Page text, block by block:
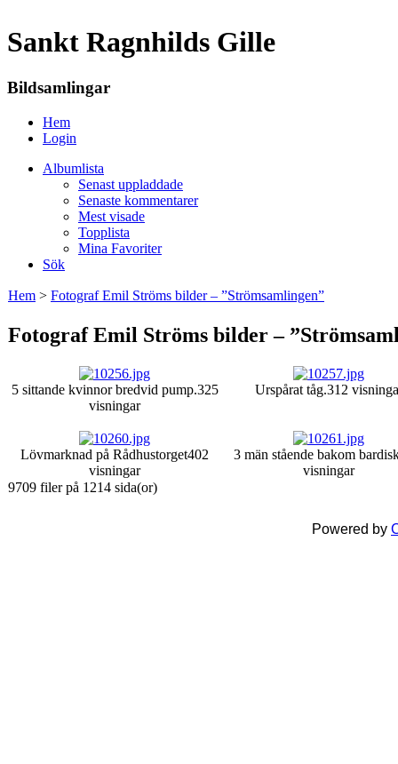
Sankt Ragnhilds Gille
Bildsamlingar
Hem
Login
Albumlista
Senast uppladdade
Senaste kommentarer
Mest visade
Topplista
Mina Favoriter
Sök
Hem > Fotograf Emil Ströms bilder – ”Strömsamlingen”
Fotograf Emil Ströms bilder –
5 sittande kvinnor bredvid pump.325
visningar
Urspårat tåg.312
Lövmarknad på Rådhustorget402
visningar
3 män stående bakom
visningar
9709 filer på 1214 sida(or)
Powered by